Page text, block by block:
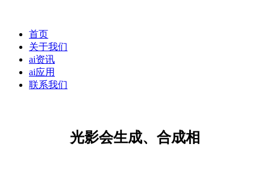
首页
关于我们
ai资讯
ai应用
联系我们
光影会生成、合成相